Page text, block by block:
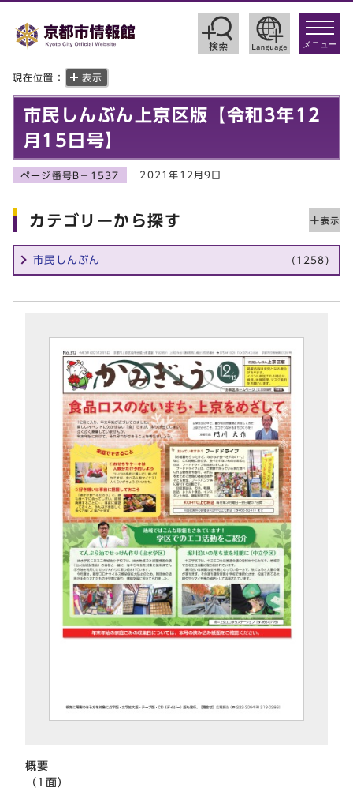
toggle
メニュー
現在位置： 表示
市民しんぶん上京区版【令和3年12
月15日号】
ページ番号B－1537 2021年12月9日
カテゴリーから探す
市民しんぶん (1258)
概要
（1面）